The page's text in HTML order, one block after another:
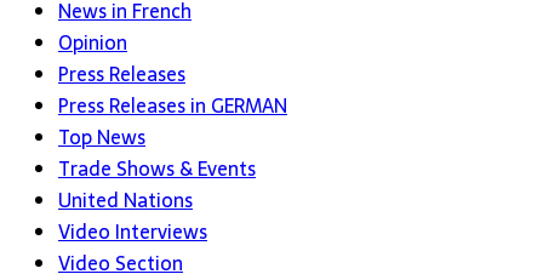
News in French
Opinion
Press Releases
Press Releases in GERMAN
Top News
Trade Shows & Events
United Nations
Video Interviews
Video Section